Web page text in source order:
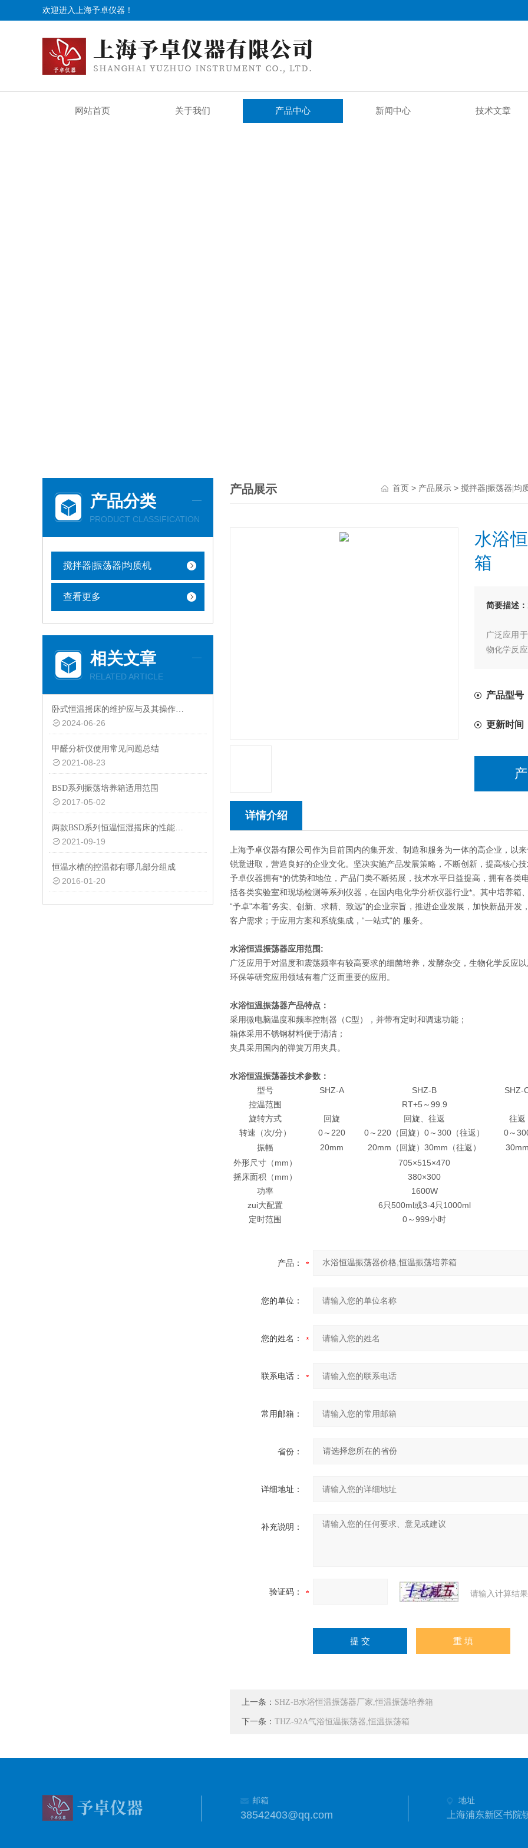
欢迎进入上海予卓仪器！
网站首页 关于我们 产品中心 新闻中心 技术文章
产品分类
PRODUCT CLASSIFICATION
搅拌器|振荡器|均质机
查看更多
相关文章
RELATED ARTICLE
卧式恒温摇床的维护应与及其操作、检修密切配合
2024-06-26
甲醛分析仪使用常见问题总结
2021-08-23
BSD系列振荡培养箱适用范围
2017-05-02
两款BSD系列恒温恒湿摇床的性能指标说明
2021-09-19
恒温水槽的控温都有哪几部分组成
2016-01-20
产品展示 首页 > 产品展示 > 搅拌器|振荡器|均
水浴
箱
简要描述：
广泛应用
物化学反
产品型号
更新时间
详情介绍
上海予卓仪器有限公司作为目前国内的集开发、制造和服务为一体的高企业，以
锐意进取，营造良好的企业文化。坚决实施产品发展策略，不断创新，提高核心
予卓仪器拥有*的优势和地位，产品门类不断拓展，技术水平日益提高，拥有各
括各类实验室和现场检测等系列仪器，在国内电化学分析仪器行业*。其中培养箱
“予卓"本着“务实、创新、求精、致远"的企业宗旨，推进企业发展，加快新品开
客户需求；于应用方案和系统集成，“一站式"的 服务。
水浴恒温振荡器应用范围:
广泛应用于对温度和震荡频率有较高要求的细菌培养，发酵杂交，生物化学反应
环保等研究应用领域有着广泛而重要的应用。
水浴恒温振荡器产品特点：
采用微电脑温度和频率控制器（C型），并带有定时和调速功能；
箱体采用不锈钢材料便于清洁；
夹具采用国内的弹簧万用夹具。
水浴恒温振荡器技术参数：
型号
SHZ-A SHZ-B
SHZ-
控温范围
RT+5～99.9
旋转方式
回旋 回旋、往返
往返
转速（次/分）
0～220 0～220（回旋）0～300（往返）
0～
振幅
20mm 20mm（回旋）30mm（往返）
30mm
外形尺寸（mm）
705×515×470
摇床面积（mm）
380×300
功率
1600W
zui大配置
6只500ml或3-4只1000ml
定时范围
0～999小时
产品：
您的单位：
您的姓名：
联系电话：
常用邮箱：
省份：
详细地址：
补充说明：
验证码： 请输入计算结
上一条： SHZ-B水浴恒温振荡器厂家,恒温振荡培养箱
下一条： THZ-92A气浴恒温振荡器,恒温振荡箱
邮箱
38542403@qq.com
地址
上海浦东新区书院